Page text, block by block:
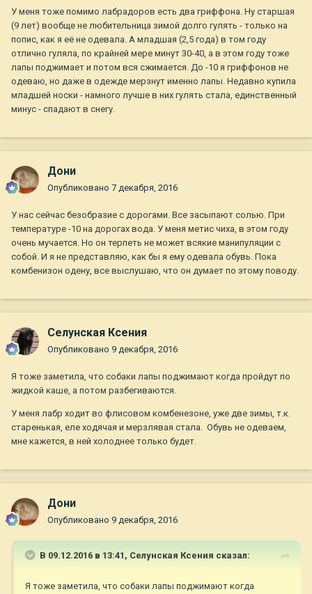
У меня тоже помимо лабрадоров есть два гриффона. Ну старшая
(9 лет) вообще не любительница зимой долго гулять - только на
попис, как я её не одевала. А младшая (2,5 года) в том году
отлично гуляла, по крайней мере минут 30-40, а в этом году тоже
лапы поджимает и потом вся сжимается. До -10 я гриффонов не
одеваю, но даже в одежде мерзнут именно лапы. Недавно купила
младшей носки - намного лучше в них гулять стала, единственный
минус - спадают в снегу.
Дони
Опубликовано 7 декабря, 2016
У нас сейчас безобразие с дорогами. Все засыпают солью. При
температуре -10 на дорогах вода. У меня метис чиха, в этом году
очень мучается. Но он терпеть не может всякие манипуляции с
собой. И я не представляю, как бы я ему одевала обувь. Пока
комбенизон одену, все выслушаю, что он думает по этому поводу.
Селунская Ксения
Опубликовано 9 декабря, 2016
Я тоже заметила, что собаки лапы поджимают когда пройдут по
жидкой каше, а потом разбегиваются.
У меня лабр ходит во флисовом комбенезоне, уже две зимы, т.к.
старенькая, еле ходячая и мерзлявая стала. Обувь не одеваем,
мне кажется, в ней холоднее только будет.
Дони
Опубликовано 9 декабря, 2016
В 09.12.2016 в 13:41, Селунская Ксения сказал:
Я тоже заметила, что собаки лапы поджимают когда